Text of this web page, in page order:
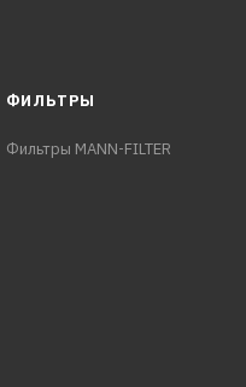
ФИЛЬТРЫ
Фильтры MANN-FILTER